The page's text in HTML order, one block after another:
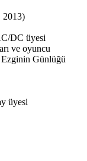
2013)
DC üyesi
ve oyuncu
Günlüğü
üyesi